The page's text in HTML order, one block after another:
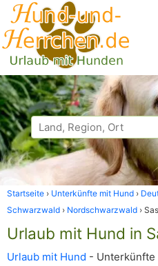
Startseite Unterkünfte mit Hund
Schwarzwald
Nordschwarzwald
Urlaub mit Hund in
Urlaub mit Hund - Unterkünfte